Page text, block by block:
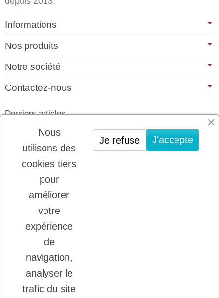
Informations
Nos produits
Notre société
Contactez-nous
Derniers articles
01/07/2026
PLATINUM : LE MEILLEUR DE LA
VIANDE POUR CHIENS ET CHATS
22/08/2025
LADYBEL : DES SOINS FRANCAIS DE
GRANDE QUALITE
Inscription à la newsletter
Vous pouvez vous désinscrire à tout moment.
J'accepte les conditions générales et la
Nous
utilisons des
cookies tiers
pour
améliorer
votre
expérience
de
navigation,
analyser le
trafic du site
J'accepte
Je refuse